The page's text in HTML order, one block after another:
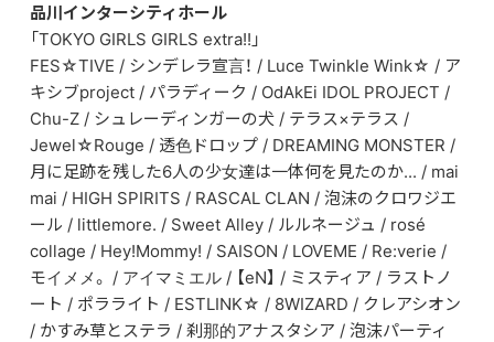
品川インターシティホール
「TOKYO GIRLS GIRLS extra!!」
FES☆TIVE / シンデレラ宣言！ / Luce Twinkle Wink☆ / ア
キシブproject / パラディーク / OdAkEi IDOL PROJECT /
Chu-Z / シュレーディンガーの犬 / テラス×テラス /
Jewel☆Rouge / 透色ドロップ / DREAMING MONSTER /
月に足跡を残した6人の少女達は一体何を見たのか... / mai
mai / HIGH SPIRITS / RASCAL CLAN / 泡沫のクロワジエ
ール / littlemore. / Sweet Alley / ルルネージュ / rosé
collage / Hey!Mommy! / SAISON / LOVEME / Re:verie /
モイメメ。 / アイマミエル / 【eN】 / ミスティア / ラストノ
ート / ポラライト / ESTLINK☆ / 8WIZARD / クレアシオン
/ かすみ草とステラ / 刹那的アナスタシア / 泡沫パーティ